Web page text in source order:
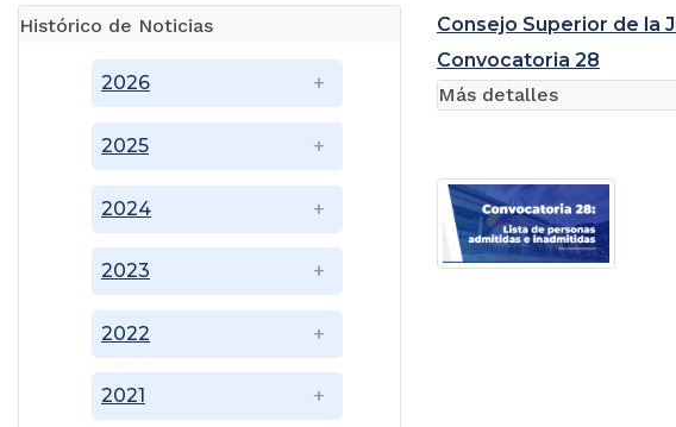
Histórico de Noticias
2021
2022
2023
2024
2025
2026
Consejo Superior de la
Convocatoria 28
Más detalles